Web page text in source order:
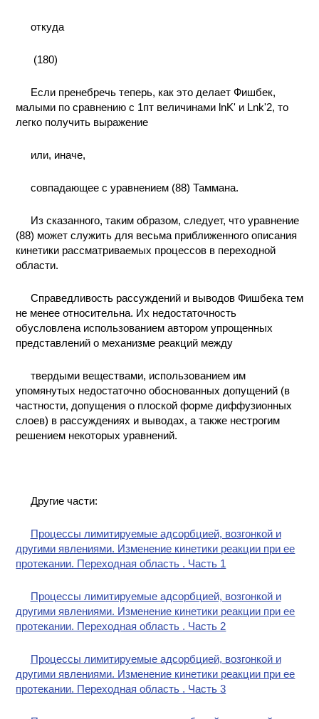
откуда
(180)
Если пренебречь теперь, как это делает Фишбек,
малыми по сравнению с 1пт величинами lnK' и Lnk'2, то
легко получить выражение
или, иначе,
совпадающее с уравнением (88) Таммана.
Из сказанного, таким образом, следует, что уравнение
(88) может служить для весьма приближенного описания
кинетики рассматриваемых процессов в переходной
области.
Справедливость рассуждений и выводов Фишбека тем
не менее относительна. Их недостаточность
обусловлена использованием автором упрощенных
представлений о механизме реакций между
твердыми веществами, использованием им
упомянутых недостаточно обоснованных допущений (в
частности, допущения о плоской форме диффузионных
слоев) в рассуждениях и выводах, а также нестрогим
решением некоторых уравнений.
Другие части:
Процессы лимитируемые адсорбцией, возгонкой и
другими явлениями. Изменение кинетики реакции при ее
протекании. Переходная область . Часть 1
Процессы лимитируемые адсорбцией, возгонкой и
другими явлениями. Изменение кинетики реакции при ее
протекании. Переходная область . Часть 2
Процессы лимитируемые адсорбцией, возгонкой и
другими явлениями. Изменение кинетики реакции при ее
протекании. Переходная область . Часть 3